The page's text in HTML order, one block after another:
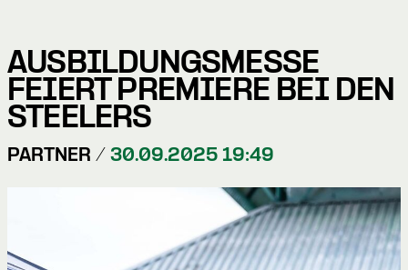
AUSBILDUNGSMESSE
FEIERT PREMIERE BEI DEN
STEELERS
PARTNER / 30.09.2025 19:49